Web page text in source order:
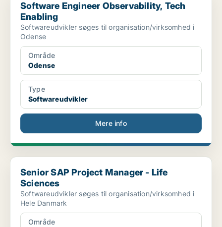
Software Engineer Observability, Tech
Enabling
Softwareudvikler søges til organisation/virksomhed i
Odense
Område
Odense
Type
Softwareudvikler
Mere info
Senior SAP Project Manager - Life Sciences
Senior SAP Project Manager - Life
Sciences
Softwareudvikler søges til organisation/virksomhed i
Hele Danmark
Område